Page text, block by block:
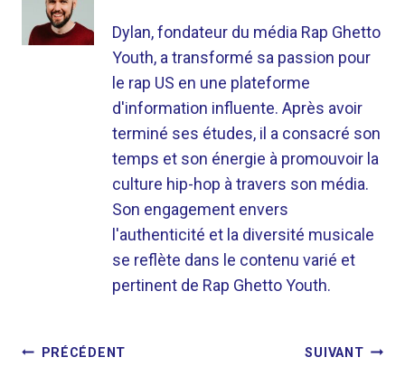
Dylan, fondateur du média Rap Ghetto
Youth, a transformé sa passion pour
le rap US en une plateforme
d'information influente. Après avoir
terminé ses études, il a consacré son
temps et son énergie à promouvoir la
culture hip-hop à travers son média.
Son engagement envers
l'authenticité et la diversité musicale
se reflète dans le contenu varié et
pertinent de Rap Ghetto Youth.
NAVIGATION
PRÉCÉDENT SUIVANT